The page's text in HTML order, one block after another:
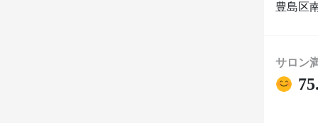
豊島区
サロン